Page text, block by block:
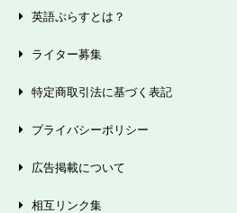
英語ぷらすとは？
ライター募集
特定商取引法に基づく表記
プライバシーポリシー
広告掲載について
相互リンク集